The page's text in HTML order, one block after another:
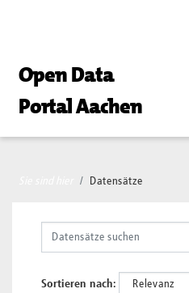
Open Data
Portal Aachen
Datensätze
Sortieren nach